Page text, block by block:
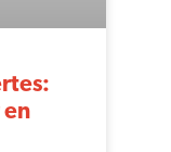
en